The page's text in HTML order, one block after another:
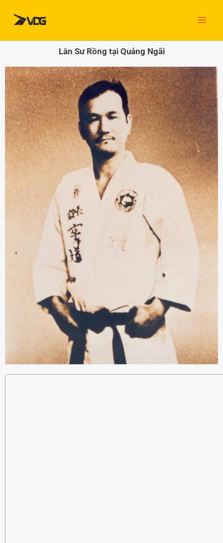
dung
Lân Sư Rồng tại Quảng Ngãi